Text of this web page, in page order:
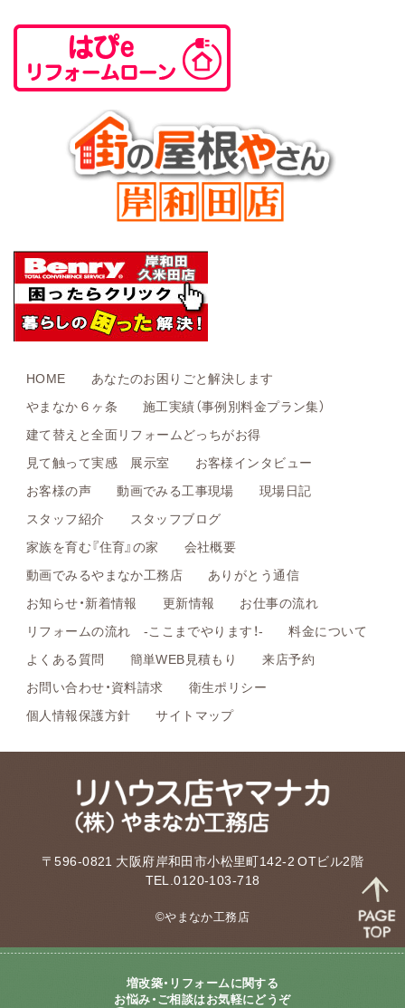
HOME
あなたのお困りごと解決します
やまなか６ヶ条
施工実績（事例別料金プラン集）
建て替えと全面リフォームどっちがお得
見て触って実感 展示室
お客様インタビュー
お客様の声
動画でみる工事現場
現場日記
スタッフ紹介
スタッフブログ
家族を育む『住育』の家
会社概要
動画でみるやまなか工務店
ありがとう通信
お知らせ・新着情報
更新情報
お仕事の流れ
リフォームの流れ -ここまでやります！-
料金について
よくある質問
簡単WEB見積もり
来店予約
お問い合わせ・資料請求
衛生ポリシー
個人情報保護方針
サイトマップ
〒596-0821 大阪府岸和田市小松里町142-2 OTビル2階
TEL.0120-103-718
©やまなか工務店
増改築・リフォームに関する
お悩み・ご相談はお気軽にどうぞ